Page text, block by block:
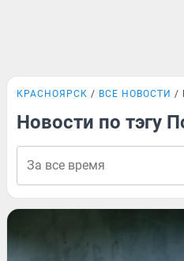
КРАСНОЯРСК ВСЕ НОВОСТИ
Новости по тэгу